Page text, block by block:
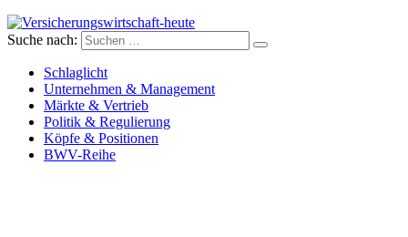
Versicherungswirtschaft-heute
Suche nach:
Schlaglicht
Unternehmen & Management
Märkte & Vertrieb
Politik & Regulierung
Köpfe & Positionen
BWV-Reihe